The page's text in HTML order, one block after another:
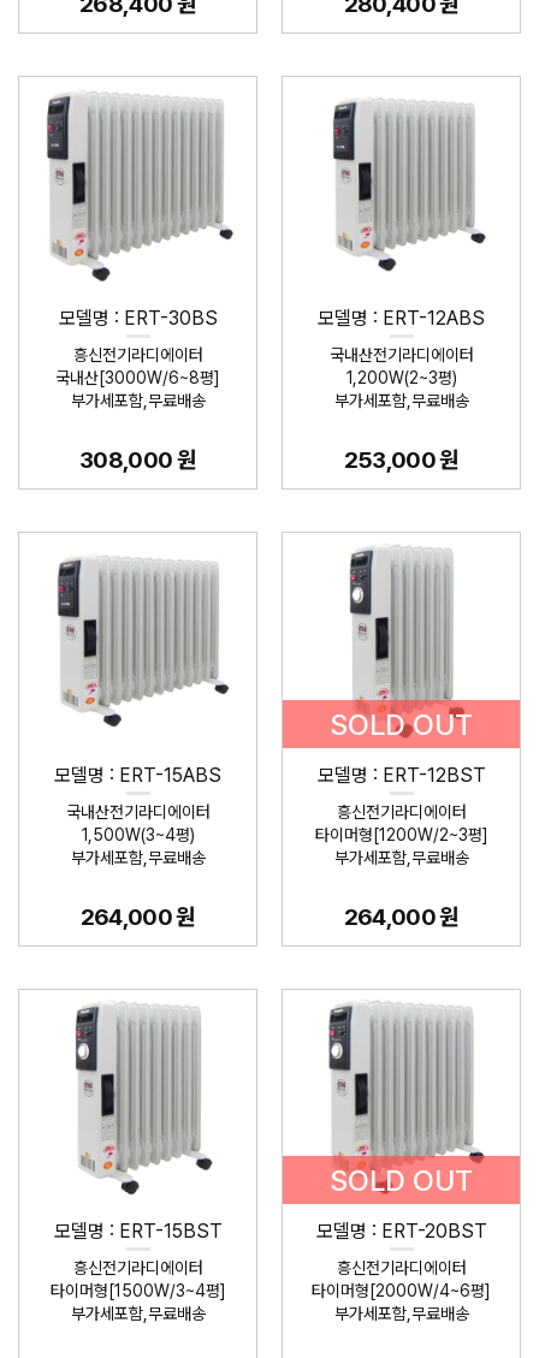
모델명 : ERT-30BS
흥신전기라디에이터
국내산[3000W/6~8평]
부가세포함,무료배송
308,000 원
모델명 : ERT-12ABS
국내산전기라디에이터
1,200W(2~3평)
부가세포함,무료배송
253,000 원
모델명 : ERT-15ABS
국내산전기라디에이터
1,500W(3~4평)
부가세포함,무료배송
264,000 원
SOLD OUT
모델명 : ERT-12BST
흥신전기라디에이터
타이머형[1200W/2~3평]
부가세포함,무료배송
264,000 원
모델명 : ERT-15BST
흥신전기라디에이터
타이머형[1500W/3~4평]
부가세포함,무료배송
SOLD OUT
모델명 : ERT-20BST
흥신전기라디에이터
타이머형[2000W/4~6평]
부가세포함,무료배송